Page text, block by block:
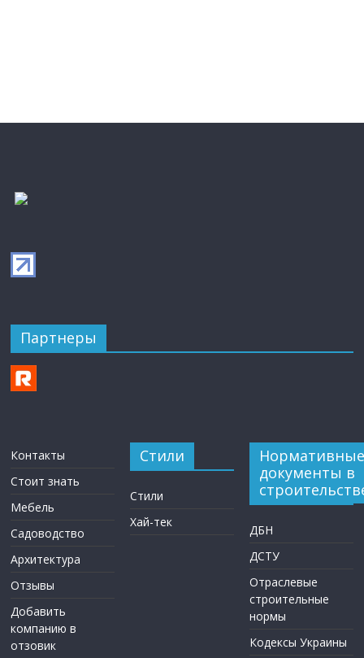
Партнеры
Контакты
Стоит знать
Мебель
Садоводство
Архитектура
Отзывы
Добавить
компанию в
отзовик
Стили
Стили
Хай-тек
Нормативные
документы в
ДБН
ДСТУ
Отраслевые
строительные
нормы
Кодексы Украины